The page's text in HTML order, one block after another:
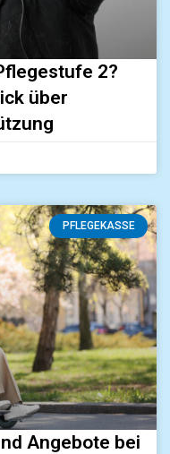
2?
über
PFLEGEKASSE
Angebote bei